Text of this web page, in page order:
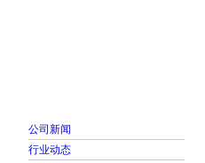
公司新闻
行业动态